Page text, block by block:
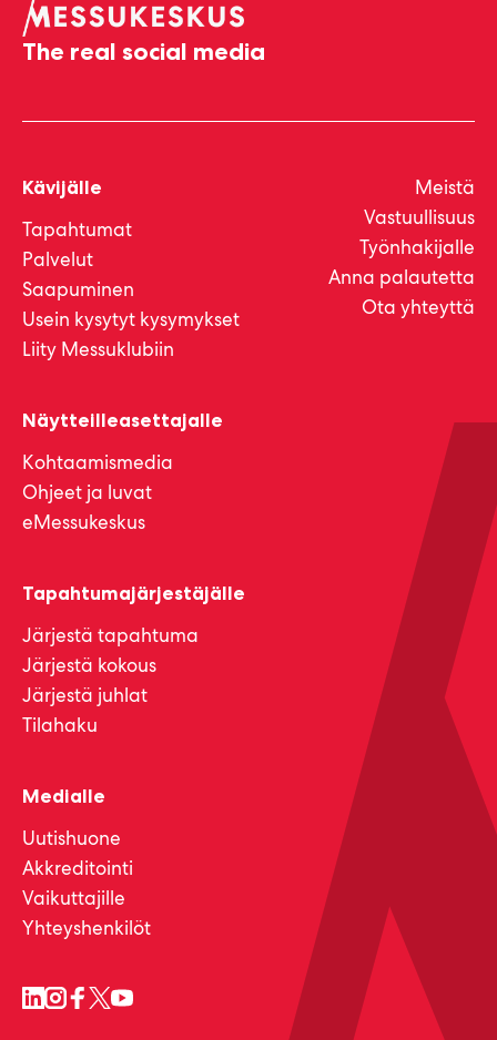
The real social media
Kävijälle
Tapahtumat
Palvelut
Saapuminen
Usein kysytyt kysymykset
Liity Messuklubiin
Näytteilleasettajalle
Kohtaamismedia
Ohjeet ja luvat
eMessukeskus
Tapahtumajärjestäjälle
Järjestä tapahtuma
Järjestä kokous
Järjestä juhlat
Tilahaku
Medialle
Uutishuone
Akkreditointi
Vaikuttajille
Yhteyshenkilöt
Meistä
Vastuullisuus
Työnhakijalle
Anna palautetta
Ota yhteyttä